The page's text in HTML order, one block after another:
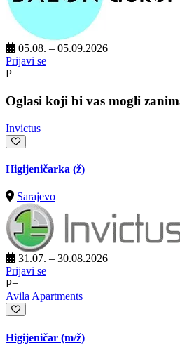
05.08. – 05.09.2026
Prijavi se
P
Oglasi koji bi vas mogli
Invictus
Higijeničarka (ž)
Sarajevo
31.07. – 30.08.2026
Prijavi se
P+
Avila Apartments
Higijeničar (m/ž)